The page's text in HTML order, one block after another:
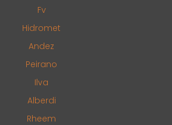
Fv
Hidromet
Andez
Peirano
Ilva
Alberdi
Rheem